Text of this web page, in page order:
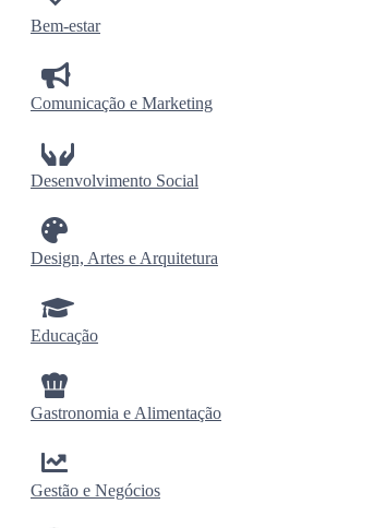
Bem-estar
Comunicação e Marketing
Desenvolvimento Social
Design, Artes e Arquitetura
Educação
Gastronomia e Alimentação
Gestão e Negócios